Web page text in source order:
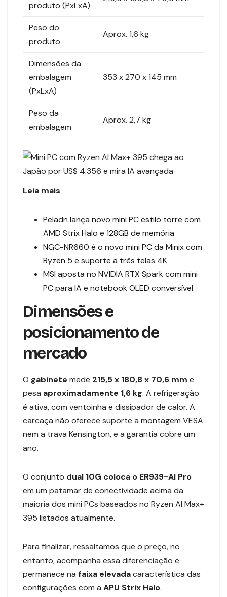
produto (PxLxA)
Peso do
produto
Aprox. 1,6 kg
Dimensões da
embalagem
(PxLxA)
353 x 270 x 145 mm
Peso da
embalagem
Aprox. 2,7 kg
Leia mais
Peladn lança novo mini PC estilo torre com
AMD Strix Halo e 128GB de memória
NGC-NR660 é o novo mini PC da Minix com
Ryzen 5 e suporte a três telas 4K
MSI aposta no NVIDIA RTX Spark com mini
PC para IA e notebook OLED conversível
Dimensões e
posicionamento de
mercado
O gabinete mede 215,5 x 180,8 x 70,6 mm e
pesa aproximadamente 1,6 kg. A refrigeração
é ativa, com ventoinha e dissipador de calor. A
carcaça não oferece suporte a montagem VESA
nem a trava Kensington, e a garantia cobre um
ano.
O conjunto dual 10G coloca o ER939-AI Pro
em um patamar de conectividade acima da
maioria dos mini PCs baseados no Ryzen AI Max+
395 listados atualmente.
Para finalizar, ressaltamos que o preço, no
entanto, acompanha essa diferenciação e
permanece na faixa elevadacaracterística das
configurações com a APU Strix Halo.